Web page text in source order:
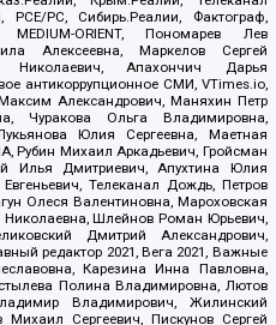
PC, Сибирь.Реалии, Фактограф,
ORIENT, Пономарев Лев
Алексеевна, Маркелов Сергей
Николаевич, Апахончич Дарья
антикоррупционное СМИ, VTimes.io,
Александрович, Маняхин Петр
Чуракова Ольга Владимировна,
Юлия Сергеевна, Маетная
Рубин Михаил Аркадьевич, Гройсман
Илья Дмитриевич, Апухтина Юлия
Телеканал Дождь, Петров
Олеся Валентиновна, Мароховская
Шлейнов Роман Юрьевич,
Дмитрий Александрович,
редактор 2021, Вега 2021, Важные
Карезина Инна Павловна,
Полина Владимировна, Лютов
Владимирович, Жилинский
Сергеевич, Пискунов Сергей